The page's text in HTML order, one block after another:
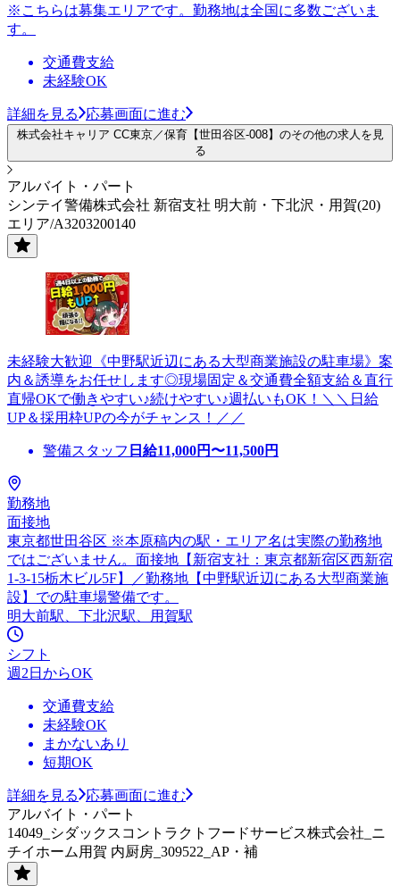
※こちらは募集エリアです。勤務地は全国に多数ございま
す。
交通費支給
未経験OK
詳細を見る 応募画面に進む
株式会社キャリア CC東京／保育【世田谷区-008】のその他の求人を見
る
アルバイト・パート
シンテイ警備株式会社 新宿支社 明大前・下北沢・用賀(20)
エリア/A3203200140
未経験大歓迎《中野駅近辺にある大型商業施設の駐車場》案
内＆誘導をお任せします◎現場固定＆交通費全額支給＆直行
直帰OKで働きやすい♪続けやすい♪週払いもOK！＼＼日給
UP＆採用枠UPの今がチャンス！／／
警備スタッフ 日給11,000円〜11,500円
勤務地
面接地
東京都世田谷区 ※本原稿内の駅・エリア名は実際の勤務地
ではございません。面接地【新宿支社：東京都新宿区西新宿
1-3-15栃木ビル5F】／勤務地【中野駅近辺にある大型商業施
設】での駐車場警備です。
明大前駅、下北沢駅、用賀駅
シフト
週2日からOK
交通費支給
未経験OK
まかないあり
短期OK
詳細を見る
応募画面に進む
アルバイト・パート
14049_シダックスコントラクトフードサービス株式会社_ニ
チイホーム用賀 内厨房_309522_AP・補